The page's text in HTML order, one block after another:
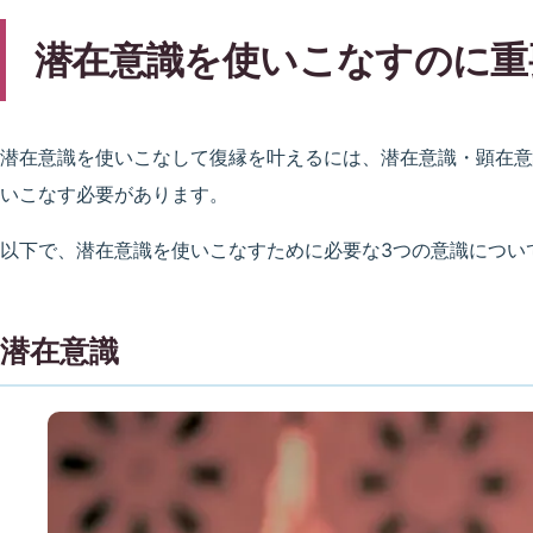
潜在意識を使いこなすのに
潜在意識を使いこなして復縁を叶えるには、潜在意識・顕在
いこなす必要があります。
以下で、潜在意識を使いこなすために必要な3つの意識につい
潜在意識